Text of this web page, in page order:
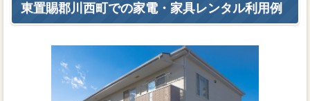
東置賜郡川西町での家電・家具レンタル利用例